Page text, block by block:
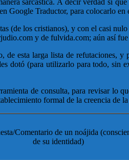
Google Traductor, para colocarlo
(de los cristianos), y con el casi
y de fulvida.com; aún así
de esta larga lista de refutaciones,
dotó (para utilizarlo para todo, sin
de consulta, para revisar lo
formal de la creencia de
Comentario de un noájida
de su identidad)